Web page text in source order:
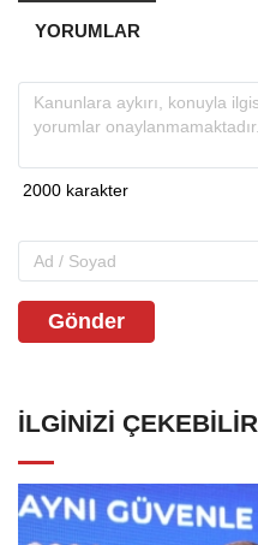
YORUMLAR
Gönder
İLGINIZI ÇEKEBILIR